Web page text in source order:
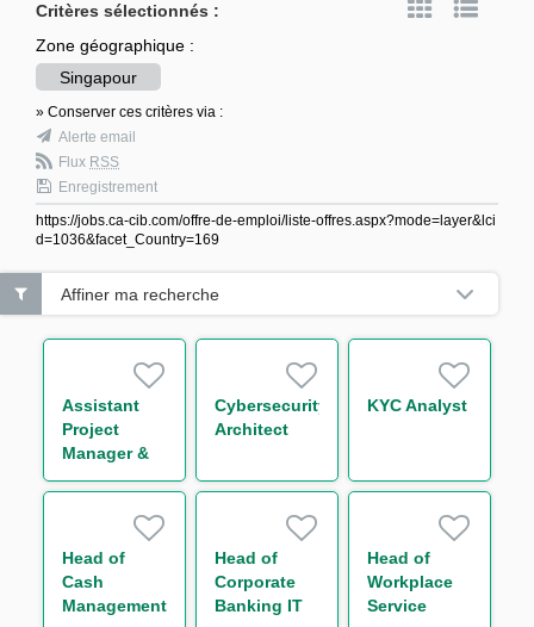
Critères sélectionnés :
Zone géographique :
Singapour
» Conserver ces critères via :
Alerte email
Flux RSS
Enregistrement
https://jobs.ca-cib.com/offre-de-emploi/liste-offres.aspx?mode=layer&lci
d=1036&facet_Country=169
Assistant
Project
Manager &
Organisation
Cybersecurity
Architect
KYC Analyst
Head of
Cash
Management
Head of
Corporate
Banking IT
Head of
Workplace
Service
Affiner ma recherche